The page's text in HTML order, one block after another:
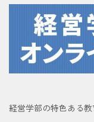
経営学部の特色ある